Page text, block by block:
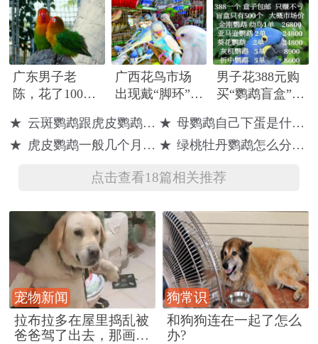
广东男子老
陈，花了100元
75元网购2只鹦
鹉，被判刑1年
广西花鸟市场
出现戴“脚环”的
少人买！可以
当宠物吗？
男子花388元购
买“鹦鹉盲盒”获
鹉做宠物法律
风险高
★ 云斑鹦鹉跟虎皮鹦鹉有什么区别 ★ 母鹦鹉自己下蛋是什么预兆
★ 虎皮鹦鹉一般几个月可以繁殖 ★ 绿桃牡丹鹦鹉怎么分辨公母
点击查看18篇相关推荐
宠物新闻
拉布拉多在屋里捣乱被
爸爸驾了出去，那画面
狗常识
和狗狗连在一起了怎么
办?